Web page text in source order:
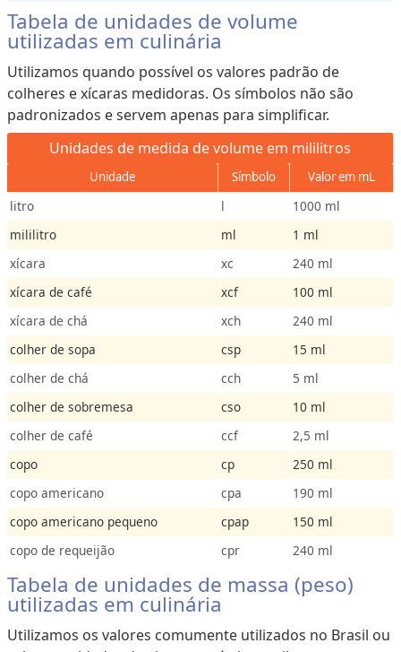
Tabela de unidades de volume
utilizadas em culinária
Utilizamos quando possível os valores padrão de
colheres e xícaras medidoras. Os símbolos não são
padronizados e servem apenas para simplificar.
Unidades de medida de volume em mililitros
Unidade Símbolo Valor em mL
litro l
1000 ml
mililitro
ml
1 ml
xícara
xc
240 ml
xícara de café
xcf
100 ml
xícara de chá
xch
240 ml
colher de sopa
csp
15 ml
colher de chá
cch
5 ml
colher de sobremesa
cso
10 ml
colher de café
ccf
2,5 ml
copo
cp
250 ml
copo americano
cpa
190 ml
copo americano pequeno
cpap
150 ml
copo de requeijão
cpr 240 ml
Tabela de unidades de massa (peso)
utilizadas em culinária
Utilizamos os valores comumente utilizados no Brasil ou